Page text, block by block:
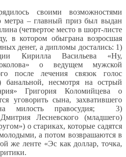
своими возможностями
метра – главный приз был выдан
(четвертое место в шорт-листе
в котором обыграна возросшая
денег, а дипломы достались: 1)
Кирилла Васильева «Ну,
о ведущем мужской
после лечения связок голос
несмотря на острый
Григория Коломийцева о
уговорить сына, захватившего
на милость правосудия; 3)
Лесневского (младшего)
о стариках, которые садятся
а потом возврашаются в
же ленте «Эс как доллар, точка,